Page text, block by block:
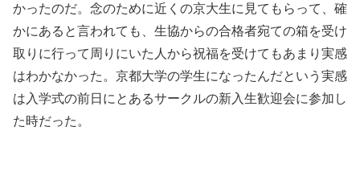
かったのだ。念のために近くの京大生に見てもらって、確
かにあると言われても、生協からの合格者宛ての箱を受け
取りに行って周りにいた人から祝福を受けてもあまり実感
はわかなかった。京都大学の学生になったんだという実感
は入学式の前日にとあるサークルの新入生歓迎会に参加し
た時だった。